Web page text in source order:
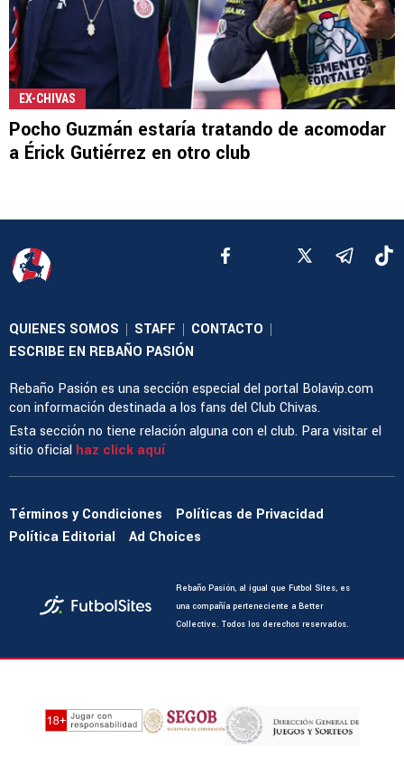
EX-CHIVAS
Pocho Guzmán estaría tratando de acomodar
a Érick Gutiérrez en otro club
QUIENES SOMOS | STAFF | CONTACTO |
ESCRIBE EN REBAÑO PASIÓN
Rebaño Pasión es una sección especial del portal Bolavip.com
con información destinada a los fans del Club Chivas.
Esta sección no tiene relación alguna con el club. Para visitar el
sitio oficial haz click aquí
Términos y Condiciones
Políticas de Privacidad
Política Editorial
Ad Choices
Rebaño Pasión, al igual que Futbol Sites, es
una compañía perteneciente a Better
Collective. Todos los derechos reservados.